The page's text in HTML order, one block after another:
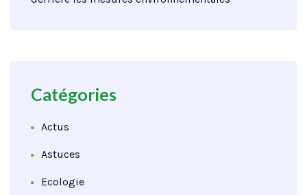
Catégories
Actus
Astuces
Ecologie